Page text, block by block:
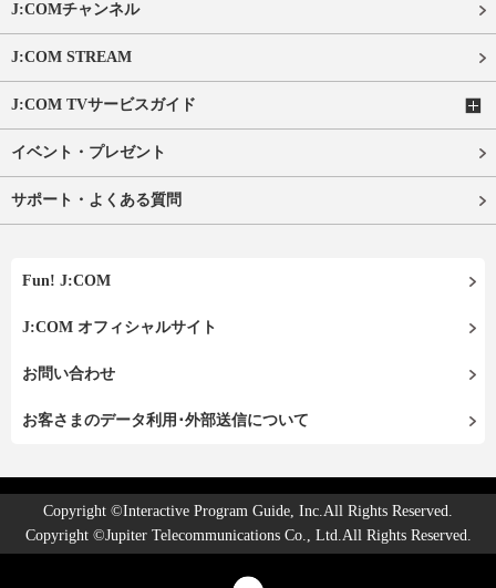
J:COMチャンネル
J:COM STREAM
J:COM TVサービスガイド
イベント・プレゼント
サポート・よくある質問
Fun! J:COM
J:COM オフィシャルサイト
お問い合わせ
お客さまのデータ利用･外部送信について
Copyright ©Interactive Program Guide, Inc.All Rights Reserved.
Copyright ©Jupiter Telecommunications Co., Ltd.All Rights Reserved.